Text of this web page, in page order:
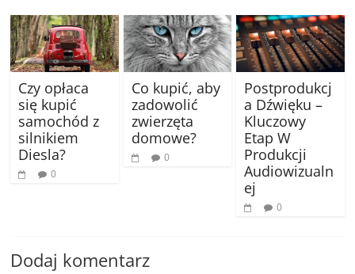
Czy opłaca
się kupić
samochód z
silnikiem
Diesla?
0
Co kupić, aby
zadowolić
zwierzęta
domowe?
0
Postprodukcj
a Dźwięku –
Kluczowy
Etap W
Produkcji
Audiowizualn
ej
0
Dodaj komentarz